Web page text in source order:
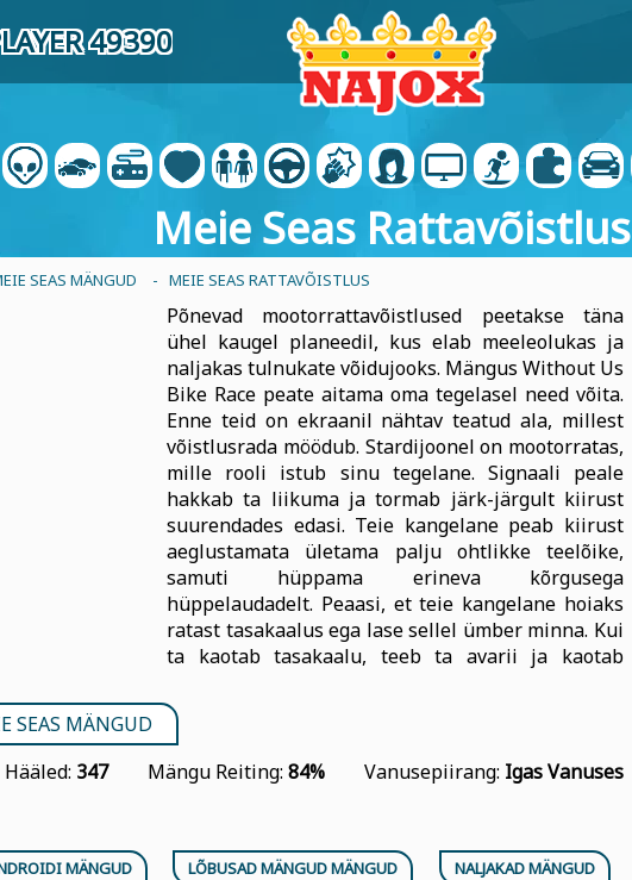
49390
Meie Seas Rattavõistlus
SEAS MÄNGUD - MEIE SEAS RATTAVÕISTLUS
Põnevad mootorrattavõistlused peetakse täna
ühel kaugel planeedil, kus elab meeleolukas ja
naljakas tulnukate võidujooks. Mängus Without Us
Bike Race peate aitama oma tegelasel need võita.
Enne teid on ekraanil nähtav teatud ala, millest
võistlusrada möödub. Stardijoonel on mootorratas,
mille rooli istub sinu tegelane. Signaali peale
hakkab ta liikuma ja tormab järk-järgult kiirust
suurendades edasi. Teie kangelane peab kiirust
aeglustamata ületama palju ohtlikke teelõike,
samuti hüppama erineva kõrgusega
hüppelaudadelt. Peaasi, et teie kangelane hoiaks
ratast tasakaalus ega lase sellel ümber minna. Kui
ta kaotab tasakaalu, teeb ta avarii ja kaotab
SEAS MÄNGUD
Hääled: 347 Mängu Reiting: 84% Vanusepiirang: Igas Vanuses
MÄNGUD LÕBUSAD MÄNGUD MÄNGUD
NALJAKAD MÄNGUD